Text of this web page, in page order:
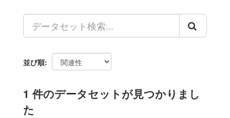
並び順
1 件のデータセットが見つかりまし
た